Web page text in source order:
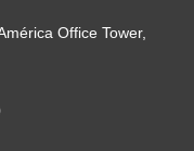
Office Tower,